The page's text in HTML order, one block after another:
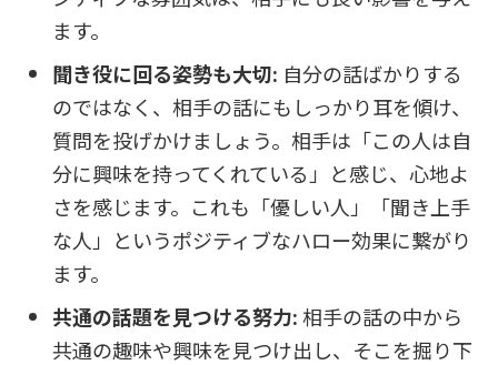
ます。
聞き役に回る姿勢も大切: 自分の話ばかりする
のではなく、相手の話にもしっかり耳を傾け、
質問を投げかけましょう。相手は「この人は自
分に興味を持ってくれている」と感じ、心地よ
さを感じます。これも「優しい人」「聞き上手
な人」というポジティブなハロー効果に繋がり
ます。
共通の話題を見つける努力:相手の話の中から
共通の趣味や興味を見つけ出し、そこを掘り下